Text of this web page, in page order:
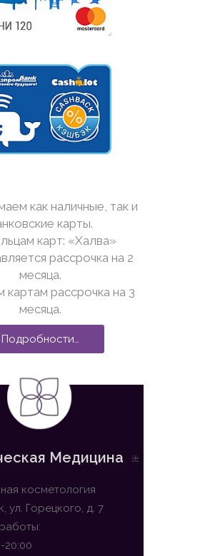
как наличные, так и
карты.
карт: «Халва»
рассрочка на 2
месяца.
картам рассрочка на 3
месяца.
Подробности…
Медицина
косметология
ул. Горецкого, д. 7
20:00